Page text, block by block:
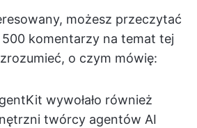
możesz przeczytać
komentarzy na temat tej
o czym mówię:
wywołało również
twórcy agentów AI